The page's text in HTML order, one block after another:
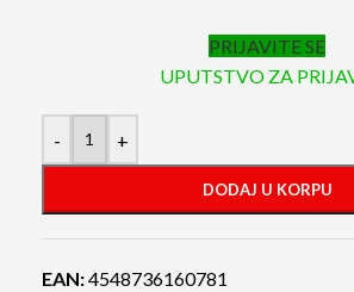
PRIJAVITE SE
UPUTSTVO ZA
- +
DODAJ U KORPU
EAN:4548736160781